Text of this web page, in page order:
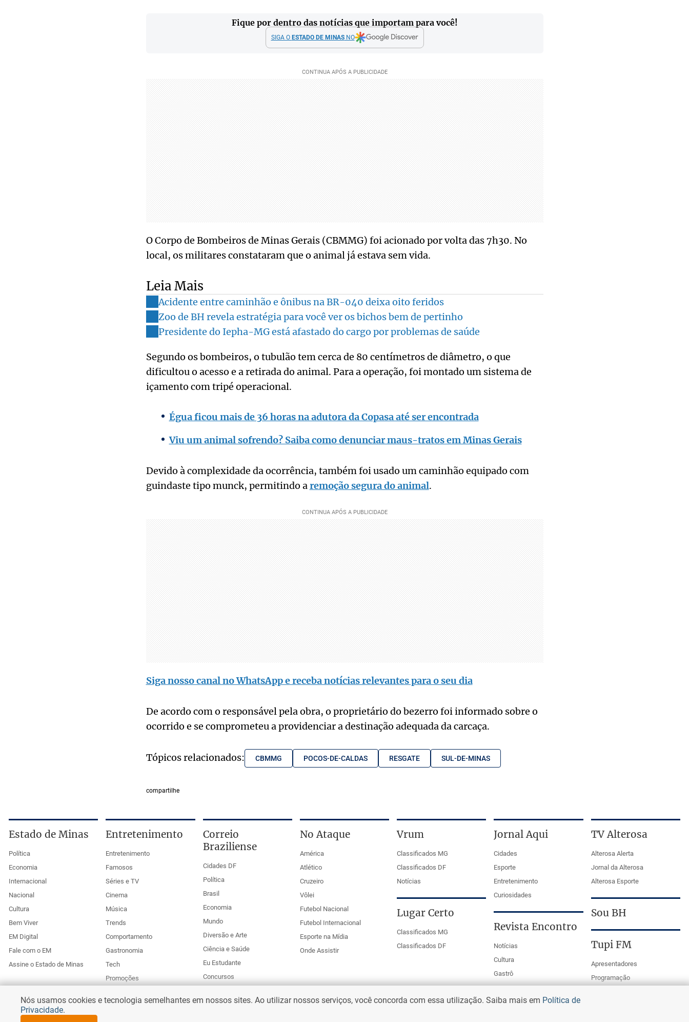
Fique por dentro das notícias que importam para você!
SIGA O ESTADO DE MINASNO
O Corpo de Bombeiros de Minas Gerais (CBMMG) foi acionado por volta das 7h30. No
local, os militares constataram que o animal já estava sem vida.
Leia Mais
Acidente entre caminhão e ônibus na BR-040 deixa oito feridos
Zoo de BH revela estratégia para você ver os bichos bem de pertinho
Presidente do Iepha-MG está afastado do cargo por problemas de saúde
Segundo os bombeiros, o tubulão tem cerca de 80 centímetros de diâmetro, o que
dificultou o acesso e a retirada do animal. Para a operação, foi montado um sistema de
içamento com tripé operacional.
Égua ficou mais de 36 horas na adutora da Copasa até ser encontrada
Viu um animal sofrendo? Saiba como denunciar maus-tratos em Minas Gerais
Devido à complexidade da ocorrência, também foi usado um caminhão equipado com
guindaste tipo munck, permitindo aremoção segura do animal.
Siga nosso canal no WhatsApp e receba notícias relevantes para o seu dia
De acordo com o responsável pela obra, o proprietário do bezerro foi informado sobre o
ocorrido e se comprometeu a providenciar a destinação adequada da carcaça.
Tópicos relacionados: CBMMG POCOS-DE-CALDAS RESGATE SUL-DE-MINAS
compartilhe
Estado de Minas
Política
Economia
Internacional
Nacional
Cultura
Bem Viver
EM Digital
Fale com o EM
Assine o Estado de Minas
Entretenimento
Entretenimento
Famosos
Séries e TV
Cinema
Música
Trends
Comportamento
Gastronomia
Tech
Promoções
Anuncie no Uai
Correio
Braziliense
Cidades DF
Política
Brasil
Economia
Mundo
Diversão e Arte
Ciência e Saúde
Eu Estudante
Concursos
No Ataque
América
Atlético
Cruzeiro
Vôlei
Futebol Nacional
Futebol Internacional
Esporte na Mídia
Onde Assistir
Vrum
Classificados MG
Classificados DF
Notícias
Lugar Certo
Classificados MG
Classificados DF
Jornal Aqui
Cidades
Esporte
Entretenimento
Curiosidades
Revista Encontro
Notícias
Cultura
Gastrô
TV Alterosa
Alterosa Alerta
Jornal da Alterosa
Alterosa Esporte
Sou BH
Tupi FM
Apresentadores
Programação
Nós usamos cookies e tecnologia semelhantes em nossos sites. Ao utilizar nossos serviços, você concorda com essa utilização. Saiba mais em Política de
Privacidade.